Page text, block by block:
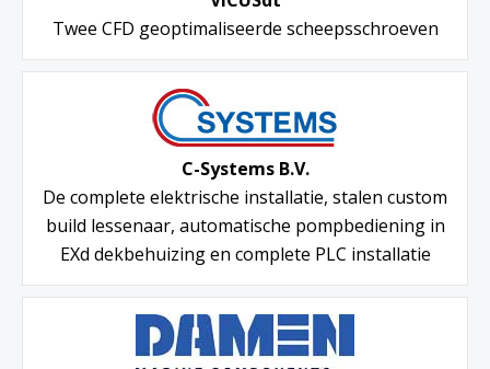
Twee CFD geoptimaliseerde scheepsschroeven
C-Systems B.V.
De complete elektrische installatie, stalen custom
build lessenaar, automatische pompbediening in
EXd dekbehuizing en complete PLC installatie